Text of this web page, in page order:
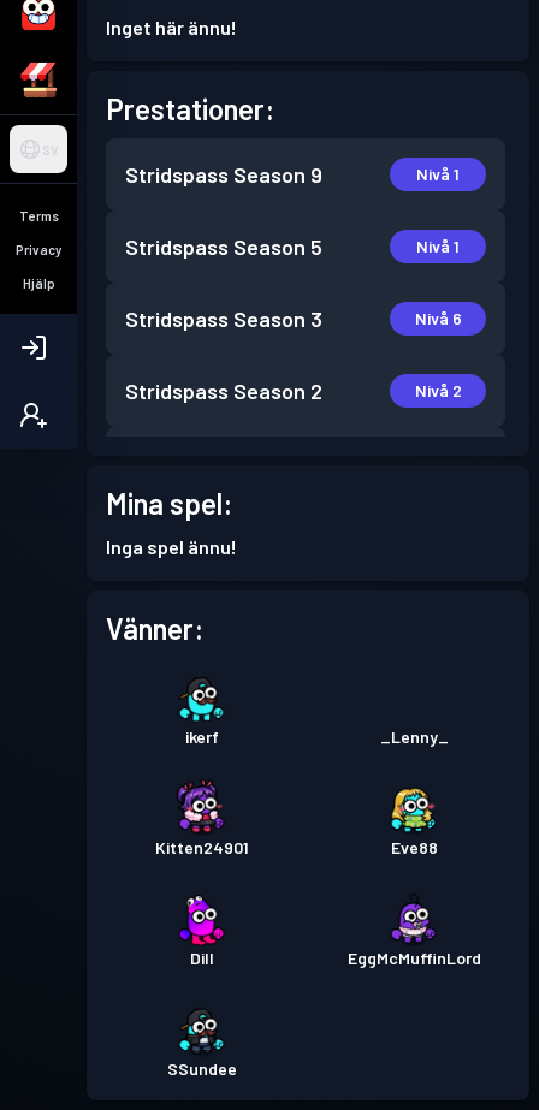
SV
Terms
Privacy
Hjälp
Inget här ännu!
Prestationer:
Stridspass Season 9 Nivå 1
Stridspass Season 5 Nivå 1
Stridspass Season 3 Nivå 6
Stridspass Season 2 Nivå 2
Mina spel:
Inga spel ännu!
Vänner:
ikerf _Lenny_
Kitten24901 Eve88
Dill EggMcMuffinLord
SSundee